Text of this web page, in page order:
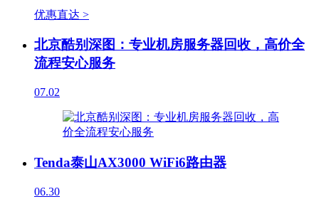
优惠直达 >
北京酷别深图：专业机房服务器回收，高价全
流程安心服务
07.02
Tenda泰山AX3000 WiFi6路由器
06.30